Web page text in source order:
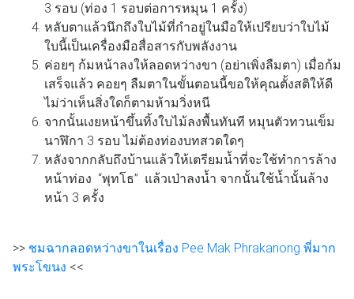
3 รอบ (ท่อง 1 รอบต่อการหมุน 1 ครั้ง)
หลับตาแล้วนึกถึงใบไม้ที่กำอยู่ในมือให้เปรียบว่าใบไม้
ใบนี้เป็นเครื่องมือสื่อสารกับพลังงาน
ค่อยๆ ก้มหน้าลงให้ลอดหว่างขา (อย่าเพิ่งลืมตา) เมื่อก้ม
เสร็จแล้ว คอยๆ ลืมตาในขั้นตอนนี้ขอให้คุณตั้งสติให้ดี
ไม่ว่าเห็นสิ่งใดก็ตามห้ามวิ่งหนี
จากนั้นเงยหน้าขึ้นทิ้งใบไม้ลงพื้นทันที หมุนตัวทวนเข็ม
นาฬิกา 3 รอบ ไม่ต้องท่องบทสวดใดๆ
หลังจากกลับถึงบ้านแล้วให้เตรียมน้ำที่จะใช้ทำการล้าง
หน้าท่อง “พุทโธ” แล้วเป่าลงน้ำ จากนั้นใช้น้ำนั้นล้าง
หน้า 3 ครั้ง
>> ชมฉากลอดหว่างขาในเรื่อง Pee Mak Phrakanong พี่มาก
พระโขนง <<